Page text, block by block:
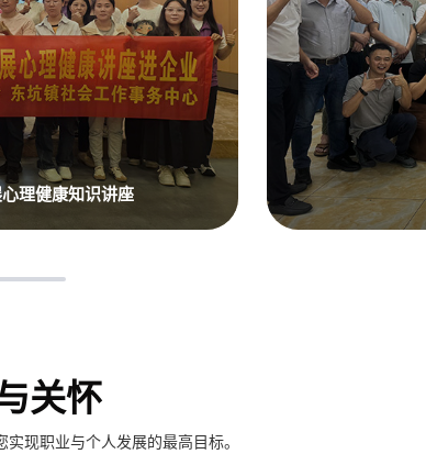
理健康知识讲座
关怀
现职业与个人发展的最高目标。